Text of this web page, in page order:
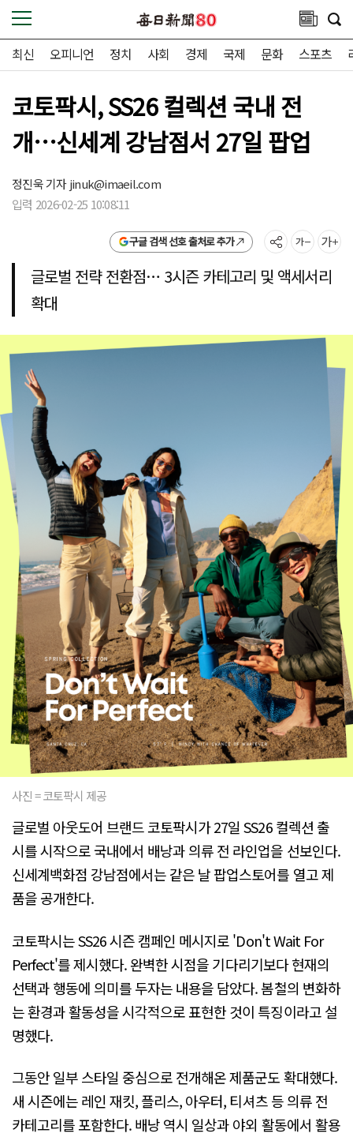
최신 오피니언 정치 사회 경제 국제 문화 스포츠
코토팍시, SS26 컬렉션 국내 전
개…신세계 강남점서 27일 팝업
정진욱 기자jinuk@imaeil.com
입력 2026-02-25 10:08:11
구글 검색 선호 출처로 추가
글로벌 전략 전환점… 3시즌 카테고리 및 액세서리
확대
사진 = 코토팍시 제공
글로벌 아웃도어 브랜드 코토팍시가 27일 SS26 컬렉션 출
시를 시작으로 국내에서 배낭과 의류 전 라인업을 선보인다.
신세계백화점 강남점에서는 같은 날 팝업스토어를 열고 제
품을 공개한다.
코토팍시는 SS26 시즌 캠페인 메시지로 'Don't Wait For
Perfect'를 제시했다. 완벽한 시점을 기다리기보다 현재의
선택과 행동에 의미를 두자는 내용을 담았다. 봄철의 변화하
는 환경과 활동성을 시각적으로 표현한 것이 특징이라고 설
명했다.
그동안 일부 스타일 중심으로 전개해온 제품군도 확대했다.
새 시즌에는 레인 재킷, 플리스, 아우터, 티셔츠 등 의류 전
카테고리를 포함한다. 배낭 역시 일상과 야외 활동에서 활용